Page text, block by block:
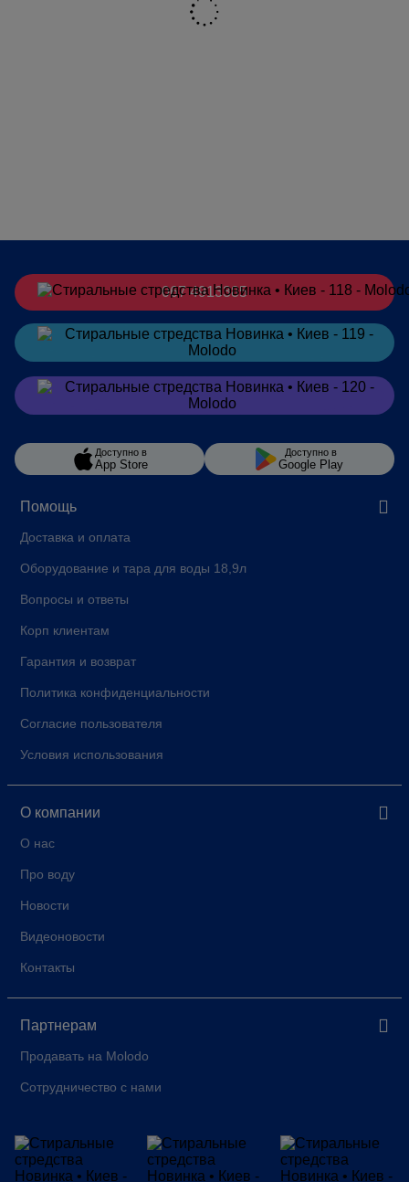
Помощь
Доставка и оплата
Оборудование и тара для воды 18,9л
Вопросы и ответы
Корп клиентам
Гарантия и возврат
Политика конфиденциальности
Согласие пользователя
Условия использования
О компании
О нас
Про воду
Новости
Видеоновости
Контакты
Партнерам
Продавать на Molodo
Сотрудничество с нами
067 4913385
Заказатьв Telegram
Заказатьв Viber
Доступно в
App Store
Доступно в
Google Play